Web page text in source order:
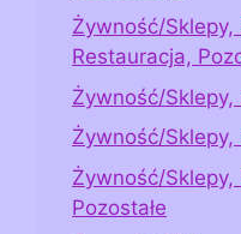
Żywność/Sklepy,
Restauracja,
Żywność/Sklepy,
Żywność/Sklepy,
Żywność/Sklepy,
Pozostałe